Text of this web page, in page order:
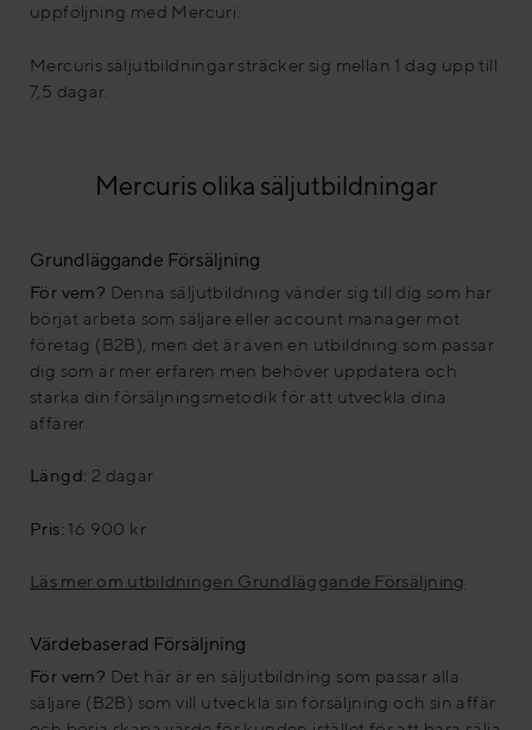
uppföljning med Mercuri.
Mercuris säljutbildningar sträcker sig mellan 1 dag upp till
7,5 dagar.
Mercuris olika säljutbildningar
Grundläggande Försäljning
För vem? Denna säljutbildning vänder sig till dig som har
börjat arbeta som säljare eller account manager mot
företag (B2B), men det är även en utbildning som passar
dig som är mer erfaren men behöver uppdatera och
stärka din försäljningsmetodik för att utveckla dina
affärer.
Längd: 2 dagar
Pris: 16 900 kr
Läs mer om utbildningen Grundläggande Försäljning
Värdebaserad Försäljning
För vem? Det här är en säljutbildning som passar alla
säljare (B2B) som vill utveckla sin försäljning och sin affär